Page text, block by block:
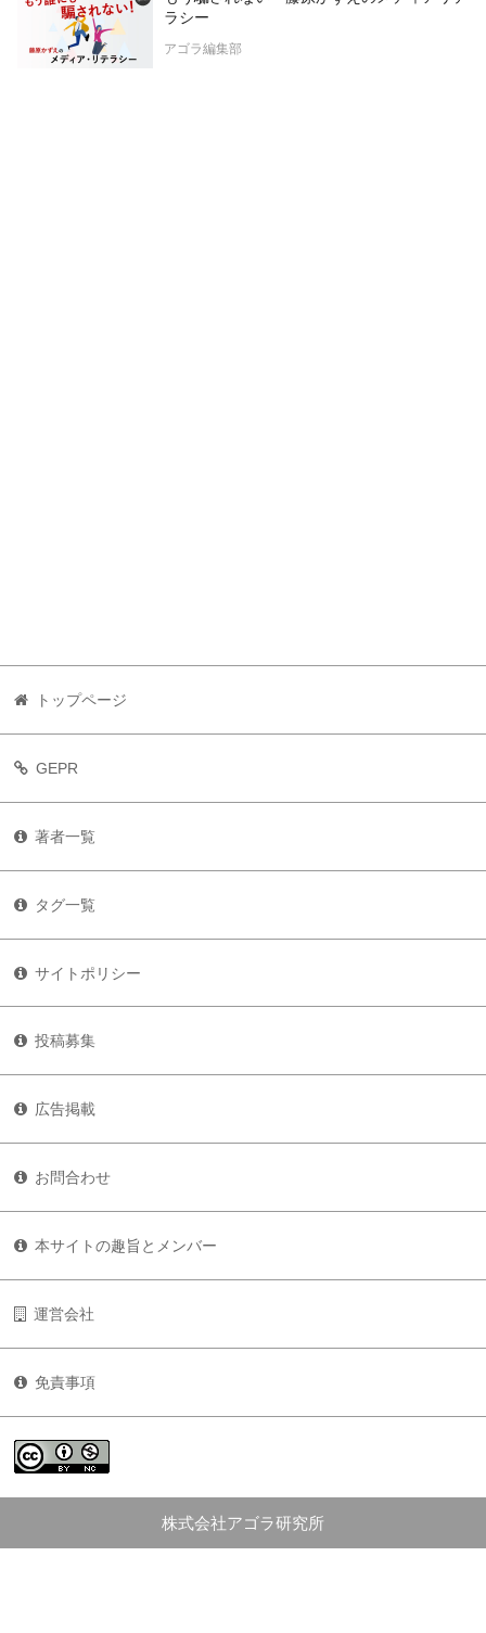
ラシー
アゴラ編集部
トップページ
GEPR
著者一覧
タグ一覧
サイトポリシー
投稿募集
広告掲載
お問合わせ
本サイトの趣旨とメンバー
運営会社
免責事項
株式会社アゴラ研究所